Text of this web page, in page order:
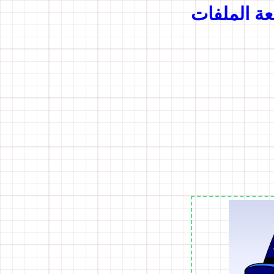
الملفات